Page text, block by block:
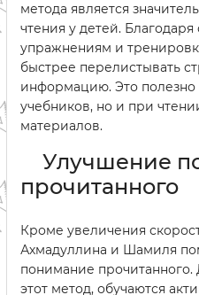
метода является
чтения у детей.
упражнениям и
быстрее перелистывать
информацию. Это полезно
учебников, но и при
материалов.
Улучшение
прочитанного
Кроме увеличения
Ахмадуллина и Шамиля
понимание
этот метод, обучаются